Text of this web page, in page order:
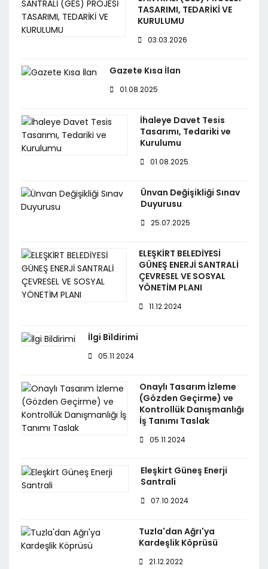
TASARIMI, TEDARİKİ VE
KURULUMU
03.03.2026
Gazete Kısa İlan
01.08.2025
İhaleye Davet Tesis
Tasarımı, Tedariki ve
Kurulumu
01.08.2025
Ünvan Değişikliği Sınav
Duyurusu
25.07.2025
ELEŞKİRT BELEDİYESİ
GÜNEŞ ENERJİ SANTRALİ
ÇEVRESEL VE SOSYAL
YÖNETİM PLANI
11.12.2024
İlgi Bildirimi
05.11.2024
Onaylı Tasarım İzleme
(Gözden Geçirme) ve
Kontrollük Danışmanlığı
İş Tanımı Taslak
05.11.2024
Eleşkirt Güneş Enerji
Santrali
07.10.2024
Tuzla'dan Ağrı'ya
Kardeşlik Köprüsü
21.12.2022